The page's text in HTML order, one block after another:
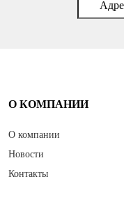
О КОМПАНИИ
О компании
Новости
Контакты